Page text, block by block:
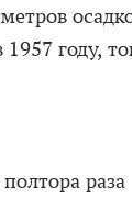
году,
раза